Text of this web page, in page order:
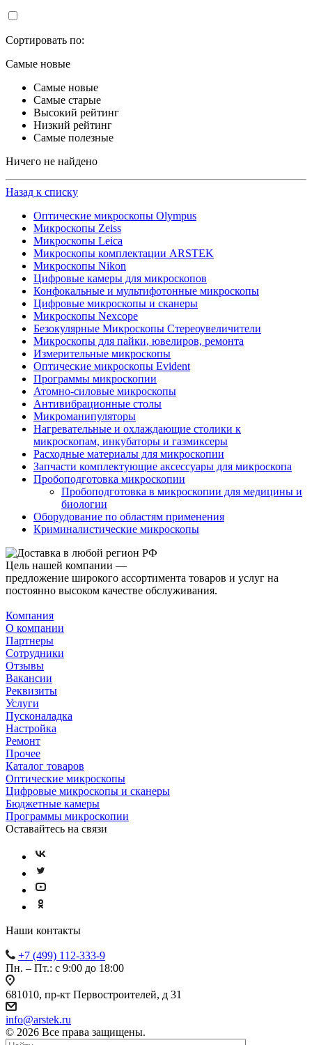
Сортировать по:
Самые новые
Самые новые
Самые старые
Высокий рейтинг
Низкий рейтинг
Самые полезные
Ничего не найдено
Назад к списку
Оптические микроскопы Olympus
Микроскопы Zeiss
Микроскопы Leica
Микроскопы комплектации ARSTEK
Микроскопы Nikon
Цифровые камеры для микроскопов
Конфокальные и мультифотонные микроскопы
Цифровые микроскопы и сканеры
Микроскопы Nexcope
Безокулярные Микроскопы Стереоувеличители
Микроскопы для пайки, ювелиров, ремонта
Измерительные микроскопы
Оптические микроскопы Evident
Программы микроскопии
Атомно-силовые микроскопы
Антивибрационные столы
Микроманипуляторы
Нагревательные и охлаждающие столики к
микроскопам, инкубаторы и газмиксеры
Расходные материалы для микроскопии
Запчасти комплектующие аксессуары для микроскопа
Пробоподготовка микроскопии
Пробоподготовка в микроскопии для медицины и
биологии
Оборудование по областям применения
Криминалистические микроскопы
Цель нашей компании —
предложение широкого ассортимента товаров и услуг на
постоянно высоком качестве обслуживания.
Компания
О компании
Партнеры
Сотрудники
Отзывы
Вакансии
Реквизиты
Услуги
Пусконаладка
Настройка
Ремонт
Прочее
Каталог товаров
Оптические микроскопы
Цифровые микроскопы и сканеры
Бюджетные камеры
Программы микроскопии
Оставайтесь на связи
Наши контакты
+7 (499) 112-333-9
Пн. – Пт.: с 9:00 до 18:00
681010, пр-кт Первостроителей, д 31
info@arstek.ru
© 2026 Все права защищены.